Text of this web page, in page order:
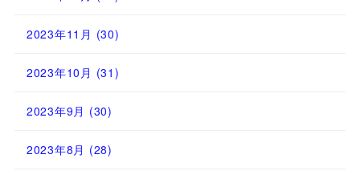
2023年11月 (30)
2023年10月 (31)
2023年9月 (30)
2023年8月 (28)